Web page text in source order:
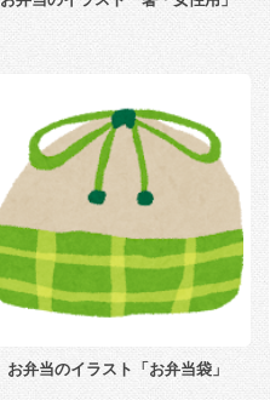
お弁当のイラスト「お弁当袋」